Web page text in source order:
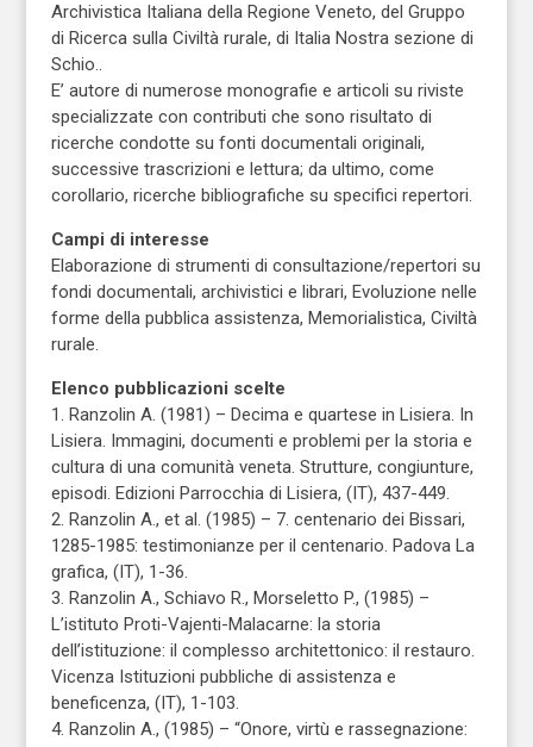
Archivistica Italiana della Regione Veneto, del Gruppo
di Ricerca sulla Civiltà rurale, di Italia Nostra sezione di
Schio..
E’ autore di numerose monografie e articoli su riviste
specializzate con contributi che sono risultato di
ricerche condotte su fonti documentali originali,
successive trascrizioni e lettura; da ultimo, come
corollario, ricerche bibliografiche su specifici repertori.
Campi di interesse
Elaborazione di strumenti di consultazione/repertori su
fondi documentali, archivistici e librari, Evoluzione nelle
forme della pubblica assistenza, Memorialistica, Civiltà
rurale.
Elenco pubblicazioni scelte
1. Ranzolin A. (1981) – Decima e quartese in Lisiera. In
Lisiera. Immagini, documenti e problemi per la storia e
cultura di una comunità veneta. Strutture, congiunture,
episodi. Edizioni Parrocchia di Lisiera, (IT), 437-449.
2. Ranzolin A., et al. (1985) – 7. centenario dei Bissari,
1285-1985: testimonianze per il centenario. Padova La
grafica, (IT), 1-36.
3. Ranzolin A., Schiavo R., Morseletto P., (1985) –
L’istituto Proti-Vajenti-Malacarne: la storia
dell’istituzione: il complesso architettonico: il restauro.
Vicenza Istituzioni pubbliche di assistenza e
beneficenza, (IT), 1-103.
4. Ranzolin A., (1985) – “Onore, virtù e rassegnazione: